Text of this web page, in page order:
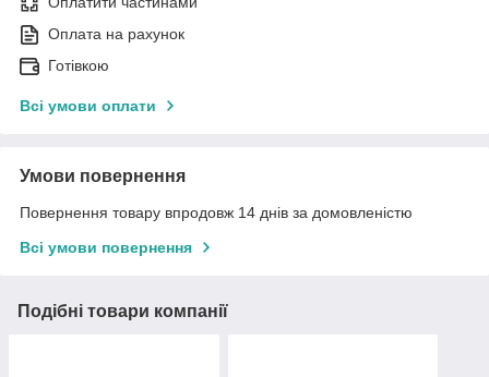
Оплата на рахунок
Готівкою
Всі умови оплати
Умови повернення
Повернення товару впродовж 14 днів за домовленістю
Всі умови повернення
Подібні товари компанії